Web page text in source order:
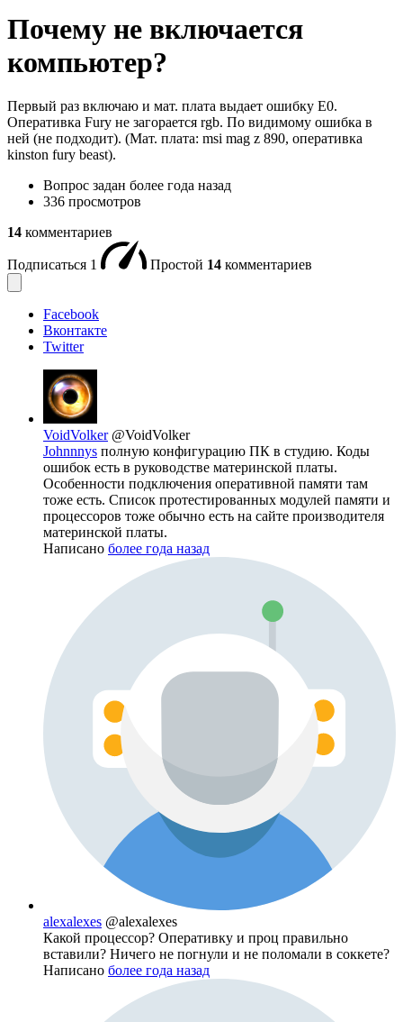
Почему не включается
компьютер?
Первый раз включаю и мат. плата выдает ошибку E0.
Оперативка Fury не загорается rgb. По видимому ошибка в
ней (не подходит). (Мат. плата: msi mag z 890, оперативка
kinston fury beast).
Вопрос задан более года назад
336 просмотров
14 комментариев
Подписаться 1 Простой 14 комментариев
Facebook
Вконтакте
Twitter
VoidVolker @VoidVolker
Johnnnys полную конфигурацию ПК в студию. Коды
ошибок есть в руководстве материнской платы.
Особенности подключения оперативной памяти там
тоже есть. Список протестированных модулей памяти и
процессоров тоже обычно есть на сайте производителя
материнской платы.
Написано более года назад
alexalexes @alexalexes
Какой процессор? Оперативку и проц правильно
вставили? Ничего не погнули и не поломали в соккете?
Написано более года назад